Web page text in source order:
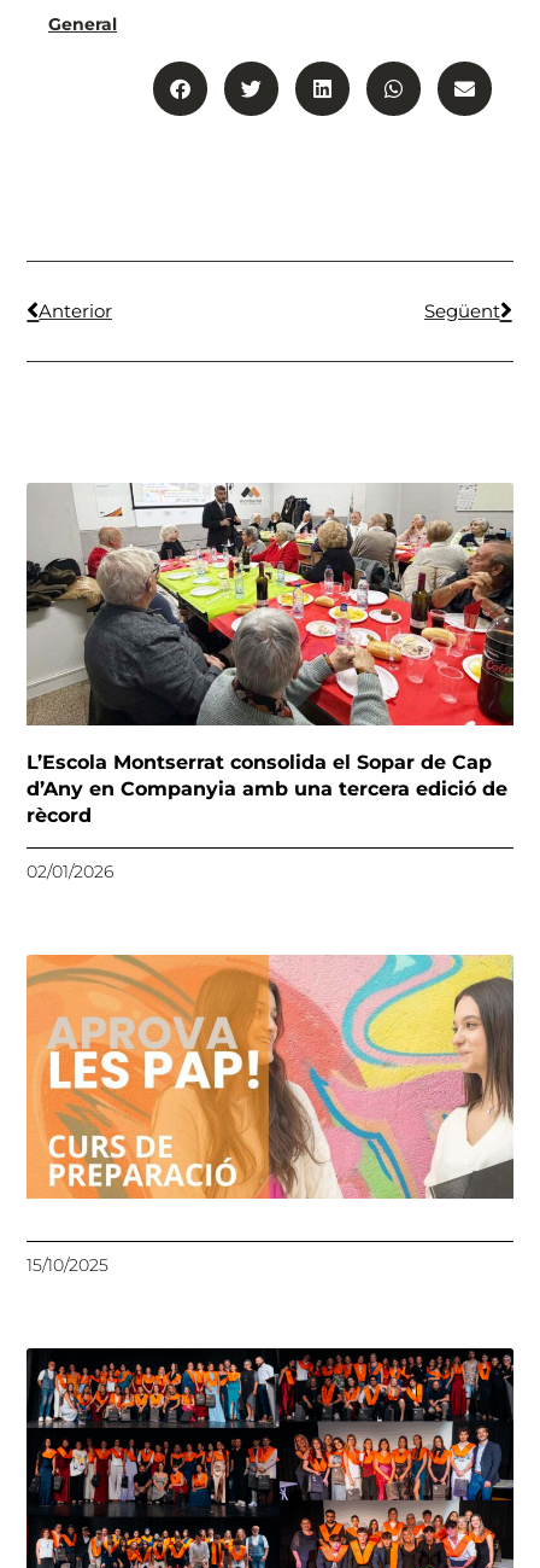
General
Anterior Següent
L’Escola Montserrat consolida el Sopar de Cap
d’Any en Companyia amb una tercera edició de
rècord
02/01/2026
15/10/2025